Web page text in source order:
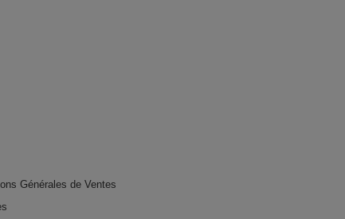
Générales de Ventes